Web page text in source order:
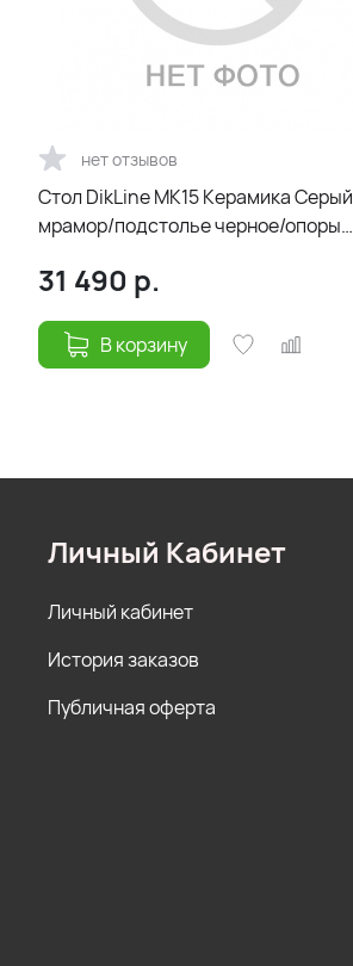
нет отзывов
Стол DikLine MK15 Керамика Серый
мрамор/подстолье черное/опоры
31 490 р.
В корзину
Личный Кабинет
Личный кабинет
История заказов
Публичная оферта